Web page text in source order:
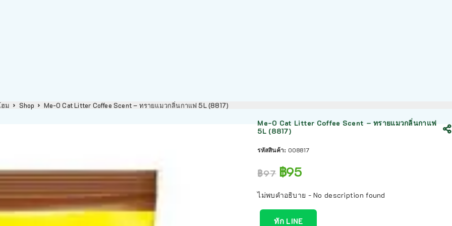
ม Shop Me-O Cat Litter Coffee Scent – ทรายแมวกลิ่นกาแฟ 5L (8817)
Me-O Cat Litter Coffee Scent – ทรายแมวกลิ่นกาแฟ
5L (8817)
รหัสสินค้า: 008817
฿97 ฿95
ไม่พบคำอธิบาย - No description found
ทัก LINE